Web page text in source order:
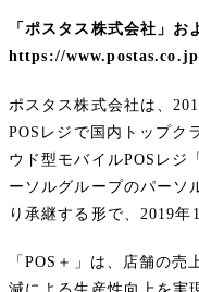
「ポスタス株式会社」
https://
ポスタス株式会社は、
POSレジで国内トップク
ウド型モバイルPOSレジ
ーソルグループのパーソ
り承継する形で、2019年
「POS＋」は、店舗の